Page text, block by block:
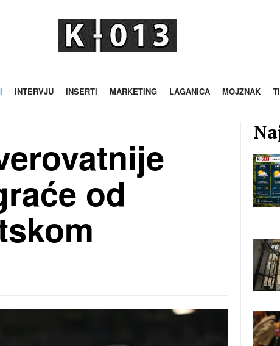
INTERVJU INSERTI MARKETING LAGANICA MOJZNAK
od